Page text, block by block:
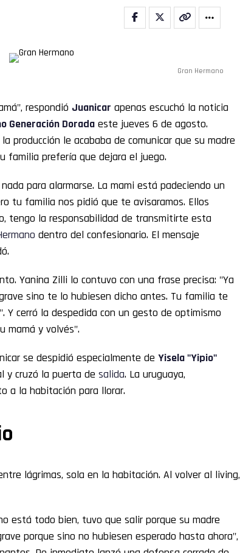
Gran Hermano
respondió Juanicar apenas escuchó la noticia
Generación Dorada este jueves 6 de agosto.
producción le acababa de comunicar que su madre
familia prefería que dejara el juego.
para alarmarse. La mami está padeciendo un
tu familia nos pidió que te avisaramos. Ellos
tengo la responsabilidad de transmitirte esta
dentro del confesionario. El mensaje
Yanina Zilli lo contuvo con una frase precisa: "Ya
sino te lo hubiesen dicho antes. Tu familia te
cerró la despedida con un gesto de optimismo
mamá y volvés".
se despidió especialmente de Yisela "Yipio"
y cruzó la puerta de salida. La uruguaya,
a la habitación para llorar.
lágrimas, sola en la habitación. Al volver al living,
está todo bien, tuvo que salir porque su madre
porque sino no hubiesen esperado hasta ahora",